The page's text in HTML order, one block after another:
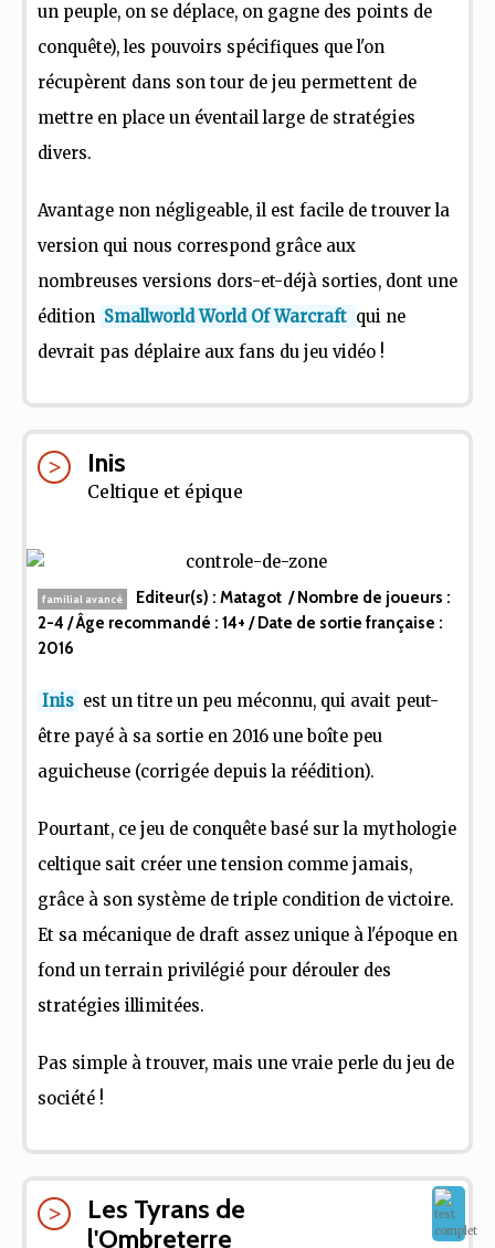
un peuple, on se déplace, on gagne des points de
conquête), les pouvoirs spécifiques que l'on
récupèrent dans son tour de jeu permettent de
mettre en place un éventail large de stratégies
divers.
Avantage non négligeable, il est facile de trouver la
version qui nous correspond grâce aux
nombreuses versions dors-et-déjà sorties, dont une
édition Smallworld World Of Warcraft qui ne
devrait pas déplaire aux fans du jeu vidéo !
Inis
Celtique et épique
familial avancé Editeur(s) : Matagot / Nombre de joueurs :
2-4 / Âge recommandé : 14+ / Date de sortie française :
2016
Inis est un titre un peu méconnu, qui avait peut-
être payé à sa sortie en 2016 une boîte peu
aguicheuse (corrigée depuis la réédition).
Pourtant, ce jeu de conquête basé sur la mythologie
celtique sait créer une tension comme jamais,
grâce à son système de triple condition de victoire.
Et sa mécanique de draft assez unique à l'époque en
fond un terrain privilégié pour dérouler des
stratégies illimitées.
Pas simple à trouver, mais une vraie perle du jeu de
société !
Les Tyrans de
l'Ombreterre